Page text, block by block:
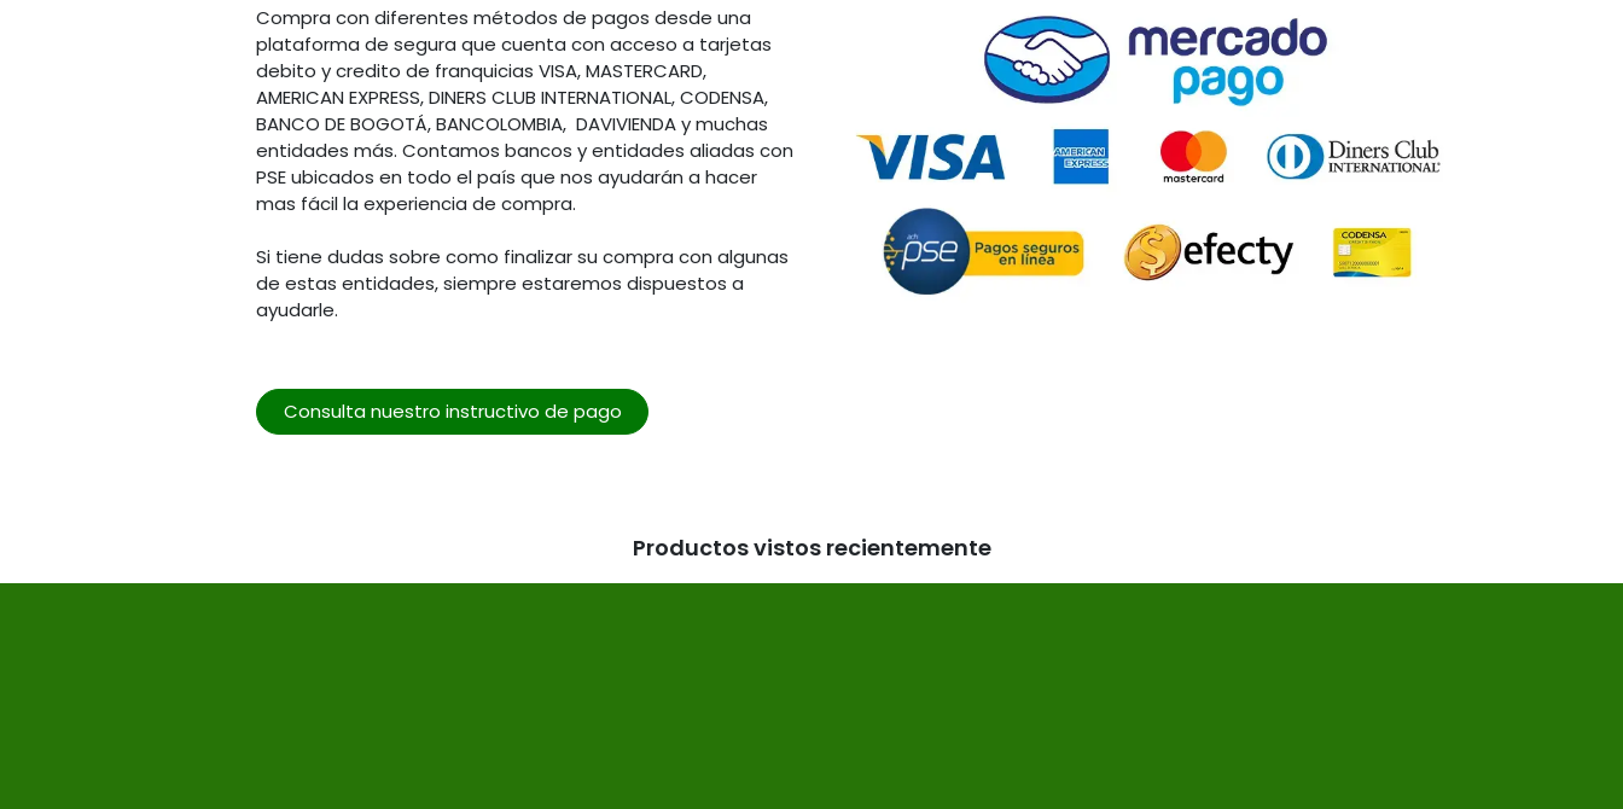
Compra con diferentes métodos de pagos desde una
plataforma de segura que cuenta con acceso a tarjetas
debito y credito de franquicias VISA, MASTERCARD,
AMERICAN EXPRESS, DINERS CLUB INTERNATIONAL, CODENSA,
BANCO DE BOGOTÁ, BANCOLOMBIA, DAVIVIENDA y muchas
entidades más. Contamos bancos y entidades aliadas con
PSE ubicados en todo el país que nos ayudarán a hacer
mas fácil la experiencia de compra.
Si tiene dudas sobre como finalizar su compra con algunas
de estas entidades, siempre estaremos dispuestos a
ayudarle.
Consulta nuestro instructivo de pago
Productos vistos recientemente